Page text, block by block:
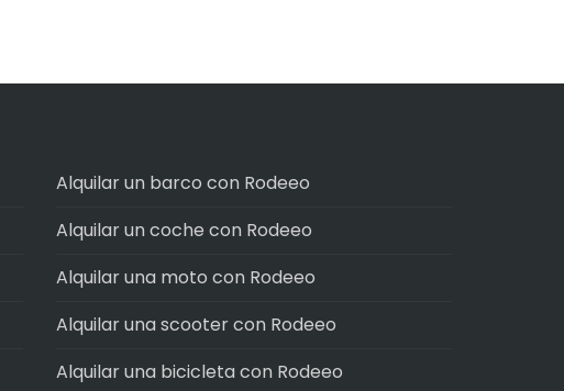
Alquilar un barco con Rodeeo
Alquilar un coche con Rodeeo
Alquilar una moto con Rodeeo
Alquilar una scooter con Rodeeo
Alquilar una bicicleta con Rodeeo